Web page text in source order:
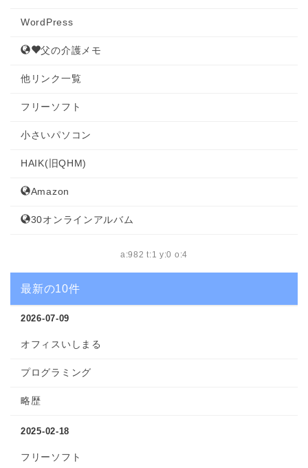
WordPress
父の介護メモ
他リンク一覧
フリーソフト
小さいパソコン
HAIK(旧QHM)
Amazon
30オンラインアルバム
a:982 t:1 y:0 o:4
最新の10件
2026-07-09
オフィスいしまる
プログラミング
略歴
2025-02-18
フリーソフト